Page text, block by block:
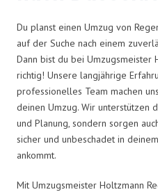
Du planst einen Umzug von
auf der Suche nach einem
Dann bist du bei Umzugsmeister
richtig! Unsere langjährige
professionelles Team machen
deinen Umzug. Wir unterstützen
und Planung, sondern sorgen
sicher und unbeschadet in
ankommt.
Mit Umzugsmeister Holtzmann